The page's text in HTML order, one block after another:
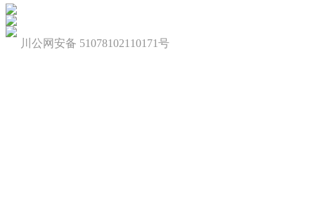
川公网安备 51078102110171号